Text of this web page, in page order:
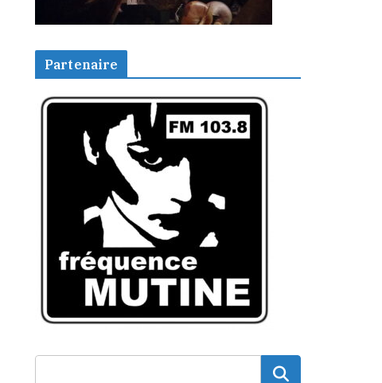
Partenaire